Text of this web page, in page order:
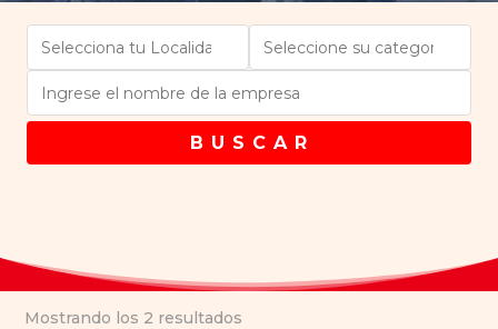
B U S C A R
Mostrando los 2 resultados